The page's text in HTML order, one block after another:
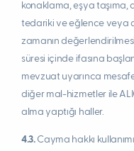
konaklama, eşya
tedariki ve eğlence veya
zamanın
süresi içinde ifasına
mevzuat uyarınca
diğer mal-hizmetler ile
alma yaptığı haller.
4.3.Cayma hakkı